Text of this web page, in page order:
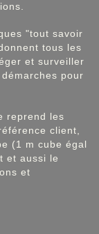
"tout savoir
tous les
et surveiller
pour
reprend les
client,
(1 m cube égal
et aussi le
et